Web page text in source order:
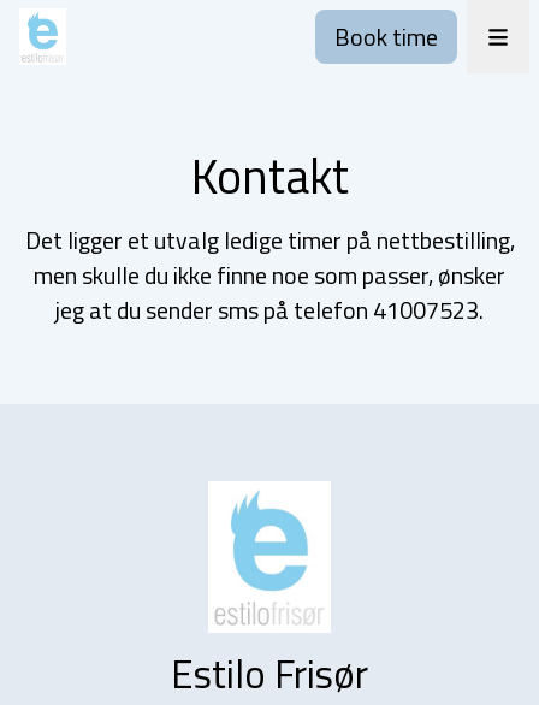
Book time
Kontakt
Det ligger et utvalg ledige timer på nettbestilling,
men skulle du ikke finne noe som passer, ønsker
jeg at du sender sms på telefon 41007523.
Estilo Frisør